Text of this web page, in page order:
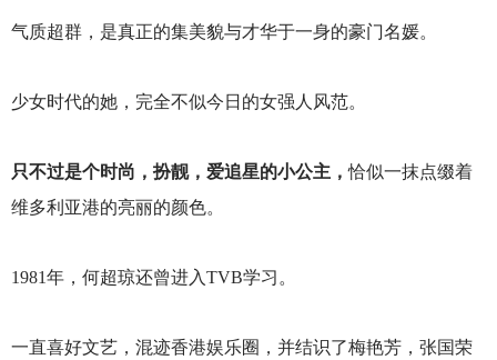
气质超群，是真正的集美貌与才华于一身的豪门名媛。
少女时代的她，完全不似今日的女强人风范。
只不过是个时尚，扮靓，爱追星的小公主，恰似一抹点缀着
维多利亚港的亮丽的颜色。
1981年，何超琼还曾进入TVB学习。
一直喜好文艺，混迹香港娱乐圈，并结识了梅艳芳，张国荣